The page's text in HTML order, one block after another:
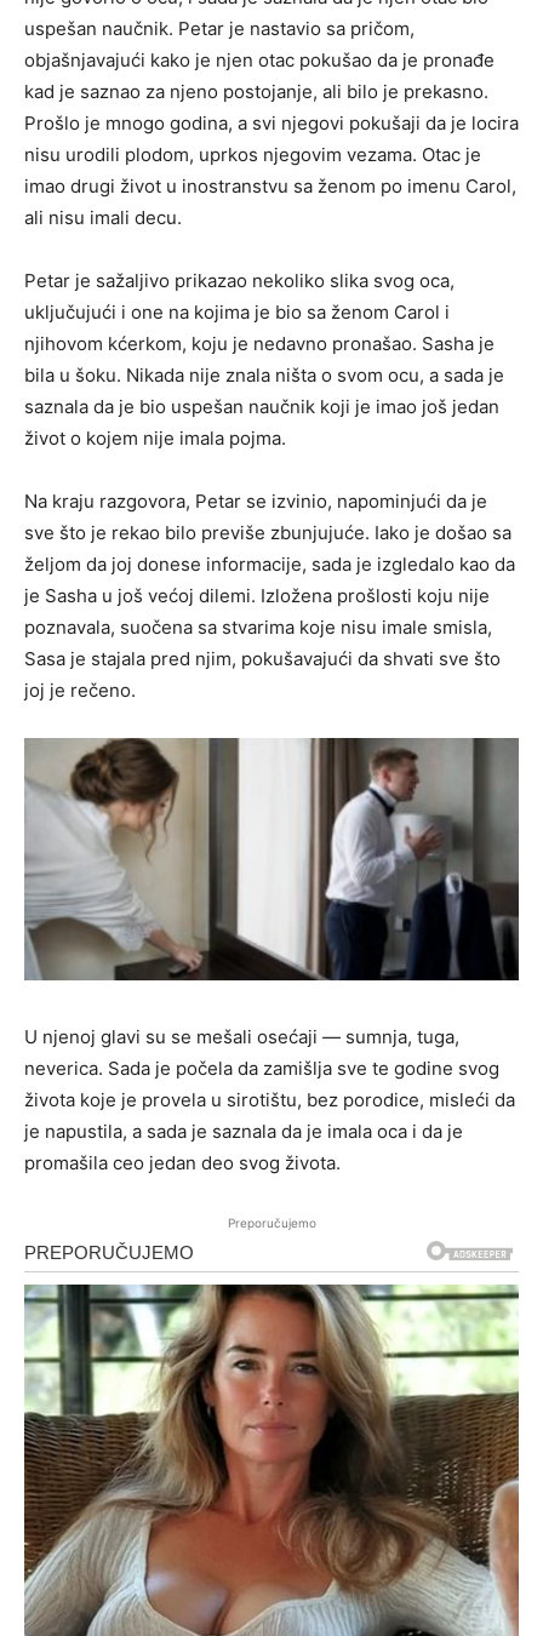
uspešan naučnik. Petar je nastavio sa pričom,
objašnjavajući kako je njen otac pokušao da je pronađe
kad je saznao za njeno postojanje, ali bilo je prekasno.
Prošlo je mnogo godina, a svi njegovi pokušaji da je locira
nisu urodili plodom, uprkos njegovim vezama. Otac je
imao drugi život u inostranstvu sa ženom po imenu Carol,
ali nisu imali decu.
Petar je sažaljivo prikazao nekoliko slika svog oca,
uključujući i one na kojima je bio sa ženom Carol i
njihovom kćerkom, koju je nedavno pronašao. Sasha je
bila u šoku. Nikada nije znala ništa o svom ocu, a sada je
saznala da je bio uspešan naučnik koji je imao još jedan
život o kojem nije imala pojma.
Na kraju razgovora, Petar se izvinio, napominjući da je
sve što je rekao bilo previše zbunjujuće. Iako je došao sa
željom da joj donese informacije, sada je izgledalo kao da
je Sasha u još većoj dilemi. Izložena prošlosti koju nije
poznavala, suočena sa stvarima koje nisu imale smisla,
Sasa je stajala pred njim, pokušavajući da shvati sve što
joj je rečeno.
U njenoj glavi su se mešali osećaji — sumnja, tuga,
neverica. Sada je počela da zamišlja sve te godine svog
života koje je provela u sirotištu, bez porodice, misleći da
je napustila, a sada je saznala da je imala oca i da je
promašila ceo jedan deo svog života.
Preporučujemo